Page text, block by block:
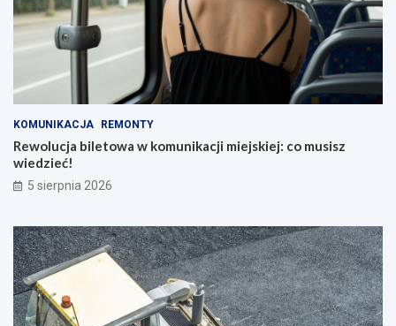
KOMUNIKACJA REMONTY
Rewolucja biletowa w komunikacji miejskiej: co musisz
wiedzieć!
5 sierpnia 2026